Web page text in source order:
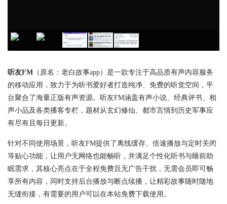
听友FM （原名：老白故事app）是一款专注于高品质有声内容服务
的移动应用，致力于为听书爱好者打造纯净、免费的听觉空间，平
台聚合了海量正版有声资源。听友FM涵盖有声小说、经典评书、相
声小品及各类播客专栏，题材从玄幻修仙、都市言情到历史军事应
有尽有且每日更新。
针对不同使用场景，听友FM提供了离线缓存、倍速播放与定时关闭
等贴心功能，让用户无网络也能畅听，并满足个性化听书与睡前助
眠需求，其核心亮点在于全程免费且无广告干扰，无需会员即可畅
享所有内容，同时支持后台播放与断点续播，让精彩故事随时随地
无缝衔接，有需要的用户可以在本站免费下载使用。